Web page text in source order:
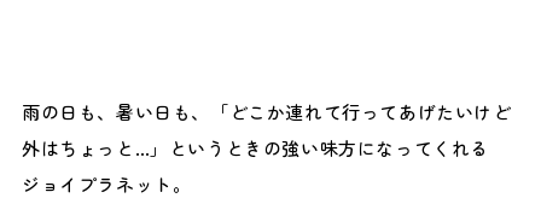
雨の日も、暑い日も、「どこか連れて行ってあげたいけど
外はちょっと…」というときの強い味方になってくれる
ジョイプラネット。